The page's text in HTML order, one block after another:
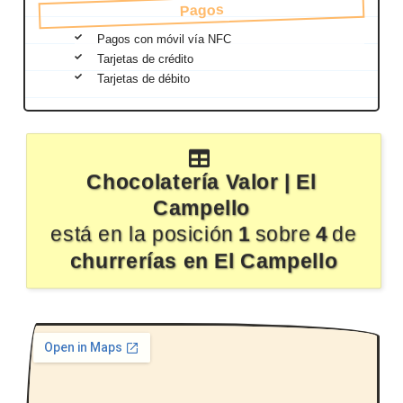
Pagos
Pagos con móvil vía NFC
Tarjetas de crédito
Tarjetas de débito
Chocolatería Valor | El
Campello
está en la posición 1 sobre 4 de
churrerías en El Campello